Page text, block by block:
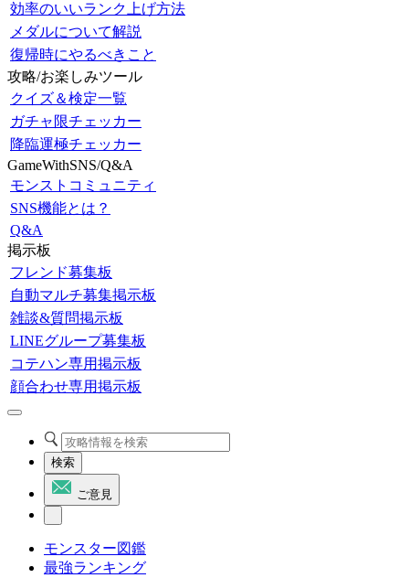
効率のいいランク上げ方法
メダルについて解説
復帰時にやるべきこと
攻略/お楽しみツール
クイズ＆検定一覧
ガチャ限チェッカー
降臨運極チェッカー
GameWithSNS/Q&A
モンストコミュニティ
SNS機能とは？
Q&A
掲示板
フレンド募集板
自動マルチ募集掲示板
雑談&質問掲示板
LINEグループ募集板
コテハン専用掲示板
顔合わせ専用掲示板
検索
ご意見
モンスター図鑑
最強ランキング